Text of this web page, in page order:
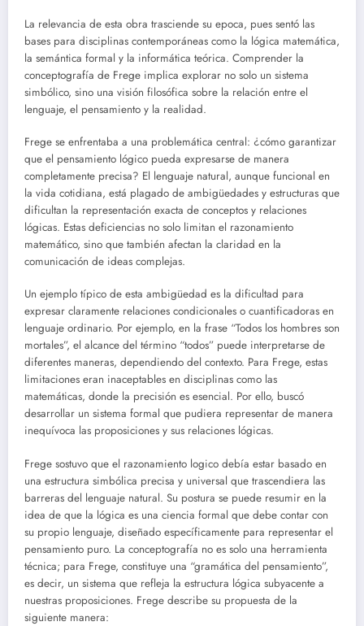
La relevancia de esta obra trasciende su epoca, pues sentó las
bases para disciplinas contemporáneas como la lógica matemática,
la semántica formal y la informática teórica. Comprender la
conceptografía de Frege implica explorar no solo un sistema
simbólico, sino una visión filosófica sobre la relación entre el
lenguaje, el pensamiento y la realidad.
Frege se enfrentaba a una problemática central: ¿cómo garantizar
que el pensamiento lógico pueda expresarse de manera
completamente precisa? El lenguaje natural, aunque funcional en
la vida cotidiana, está plagado de ambigüedades y estructuras que
dificultan la representación exacta de conceptos y relaciones
lógicas. Estas deficiencias no solo limitan el razonamiento
matemático, sino que también afectan la claridad en la
comunicación de ideas complejas.
Un ejemplo típico de esta ambigüedad es la dificultad para
expresar claramente relaciones condicionales o cuantificadoras en
lenguaje ordinario. Por ejemplo, en la frase “Todos los hombres son
mortales”, el alcance del término “todos” puede interpretarse de
diferentes maneras, dependiendo del contexto. Para Frege, estas
limitaciones eran inaceptables en disciplinas como las
matemáticas, donde la precisión es esencial. Por ello, buscó
desarrollar un sistema formal que pudiera representar de manera
inequívoca las proposiciones y sus relaciones lógicas.
Frege sostuvo que el razonamiento logico debía estar basado en
una estructura simbólica precisa y universal que trascendiera las
barreras del lenguaje natural. Su postura se puede resumir en la
idea de que la lógica es una ciencia formal que debe contar con
su propio lenguaje, diseñado específicamente para representar el
pensamiento puro. La conceptografía no es solo una herramienta
técnica; para Frege, constituye una “gramática del pensamiento”,
es decir, un sistema que refleja la estructura lógica subyacente a
nuestras proposiciones. Frege describe su propuesta de la
siguiente manera: